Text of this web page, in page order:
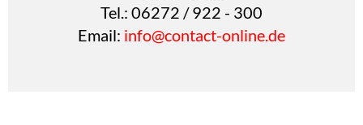
Tel.: 06272 / 922 - 300
Email: info@contact-online.de